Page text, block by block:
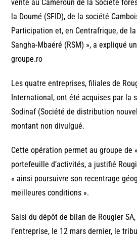
vente au Cameroun de la Société
la Doumé (SFID), de la société
Participation et, en Centrafrique, de
Sangha-Mbaéré (RSM) », a expliqué
groupe.ro
Les quatre entreprises, filiales de
International, ont été acquises par la
Sodinaf (Société de distribution
montant non divulgué.
Cette opération permet au groupe de
portefeuille d’activités, a justifié
« ainsi poursuivre son recentrage
meilleures conditions ».
Saisi du dépôt de bilan de Rougier
l’entreprise, le 12 mars dernier, le